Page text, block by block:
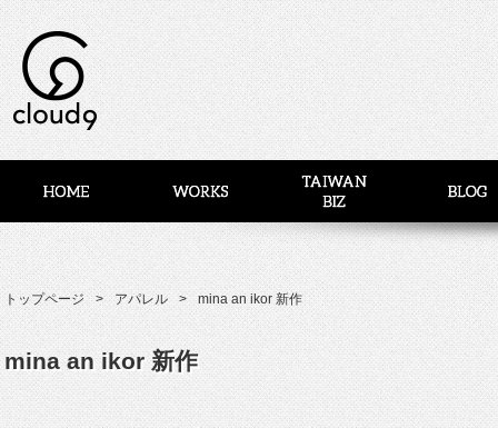
トップページ アパレル mina an ikor 新作
mina an ikor 新作